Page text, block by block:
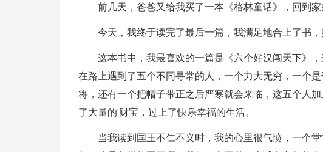
前几天，爸爸又给我买了一本《格林童话》，回到
今天，我终于读完了最后一篇，我满足地合上了书，
这本书中，我最喜欢的一篇是《六个好汉闯天下》
在路上遇到了五个不同寻常的人，一个力大无穷，一个
将，还有一个把帽子带正之后严寒就会来临，这五个人
了大量的'财宝，过上了快乐幸福的生活。
当我读到国王不仁不义时，我的心里很气愤，一个